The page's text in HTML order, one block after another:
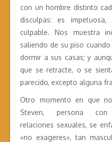
con un hombre distinto
disculpas: es
culpable. Nos muestra
saliendo de su piso
dormir a sus casas; y
que se retracte, o se
parecido, excepto alguna
Otro momento en que
Steven, persona
relaciones sexuales, se
«no exageres», tan